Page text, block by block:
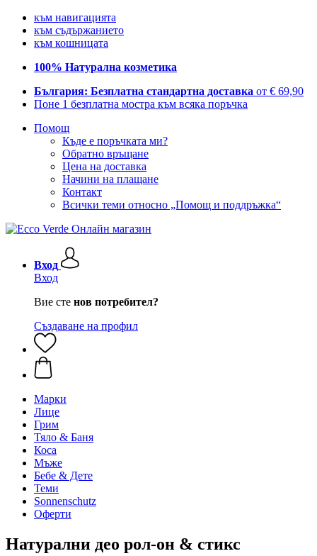
към навигацията
към съдържанието
към кошницата
100% Натурална козметика
България: Безплатна стандартна доставка от € 69,90
Поне 1 безплатна мостра към всяка поръчка
Помощ
Къде е поръчката ми?
Обратно връщане
Цена на доставка
Начини на плащане
Контакт
Всички теми относно „Помощ и поддръжка“
Вход
Вход
Вие сте нов потребител?
Създаване на профил
Марки
Лице
Грим
Тяло & Баня
Коса
Мъже
Бебе & Дете
Теми
Sonnenschutz
Оферти
Натурални део рол-он & стикс